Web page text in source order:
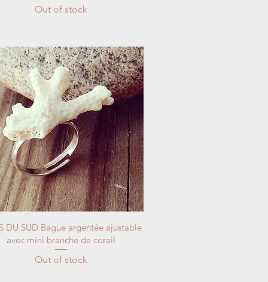
Out of stock
DU SUD Bague argentée ajustable
avec mini branche de corail
Out of stock